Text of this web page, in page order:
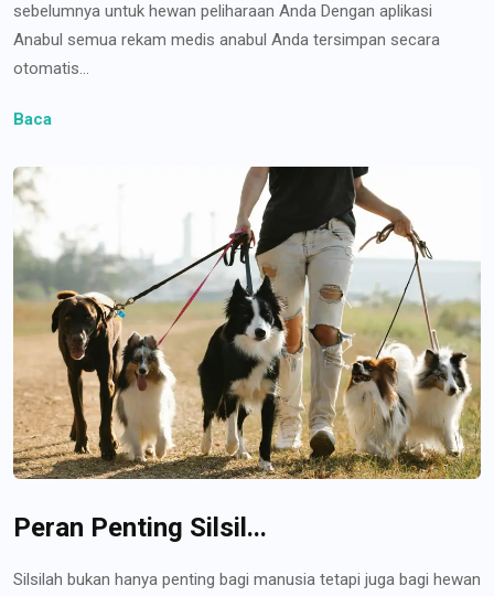
sebelumnya untuk hewan peliharaan Anda Dengan aplikasi
Anabul semua rekam medis anabul Anda tersimpan secara
otomatis...
Baca
Peran Penting Silsil...
Silsilah bukan hanya penting bagi manusia tetapi juga bagi hewan